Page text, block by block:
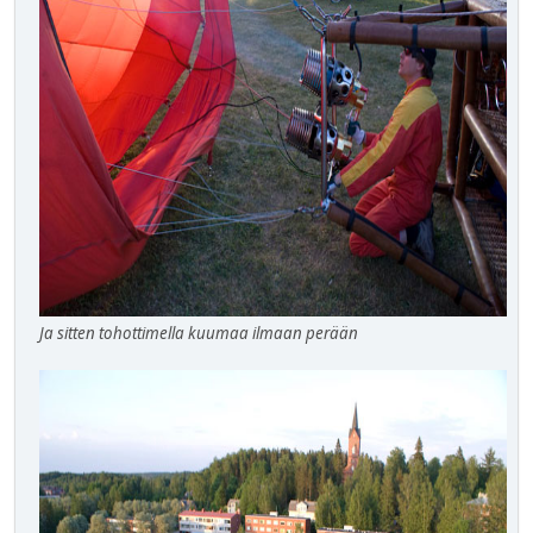
Ja sitten tohottimella kuumaa ilmaan perään